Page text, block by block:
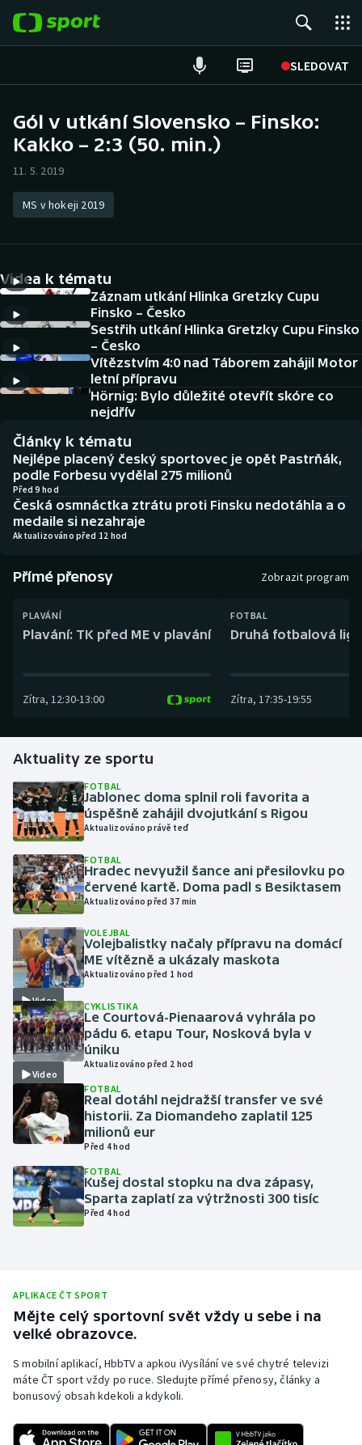
SLEDOVAT
Hokej
Atletika
DALŠÍ SPORTY
Americký fotbal
Baseball a softbal
Biatlon
Boby a skeleton
Box
Curling
Dostihy
Gymnastika
Házená
Jezdectví
Judo
Krasobruslení
Lezení
Lyže a snowboard
Moderní pětiboj
Motorsport
Olympijské hry
Parasport
Plavání
Plážový volejbal
Short track
Sportovní střelba
NEPŘEHLÉDNĚTE
Historické návraty
Aplikace ČT sport
AZ kvíz
Gól v utkání Slovensko – Finsko:
Kakko – 2:3 (50. min.)
11. 5. 2019
MS v hokeji 2019
Videa k tématu
Záznam utkání Hlinka Gretzky Cupu
Finsko – Česko
Sestřih utkání Hlinka Gretzky Cupu Finsko
– Česko
Vítězstvím 4:0 nad Táborem zahájil Motor
letní přípravu
Hörnig: Bylo důležité otevřít skóre co
nejdřív
Články k tématu
Nejlépe placený český sportovec je opět Pastrňák,
podle Forbesu vydělal 275 milionů
Před 9 hod
Česká osmnáctka ztrátu proti Finsku nedotáhla a o
medaile si nezahraje
Aktualizováno před 12 hod
Přímé přenosy Zobrazit program
PLAVÁNÍ
Plavání: TK před ME v plavání
Zítra, 12:30-13:00
FOTBAL
Druhá fotbalová
Zítra, 17:35-19:55
Aktuality ze sportu
FOTBAL
Jablonec doma splnil roli favorita a
úspěšně zahájil dvojutkání s Rigou
Aktualizováno právě teď
FOTBAL
Hradec nevyužil šance ani přesilovku po
červené kartě. Doma padl s Besiktasem
Aktualizováno před 37 min
Video
VOLEJBAL
Volejbalistky načaly přípravu na domácí
ME vítězně a ukázaly maskota
Aktualizováno před 1 hod
Video
CYKLISTIKA
Le Courtová-Pienaarová vyhrála po
pádu 6. etapu Tour, Nosková byla v
úniku
Aktualizováno před 2 hod
FOTBAL
Real dotáhl nejdražší transfer ve své
historii. Za Diomandeho zaplatil 125
milionů eur
Před 4 hod
FOTBAL
Kušej dostal stopku na dva zápasy,
Sparta zaplatí za výtržnosti 300 tisíc
Před 4 hod
APLIKACE ČT SPORT
Mějte celý sportovní svět vždy u sebe i na
velké obrazovce.
S mobilní aplikací, HbbTV a apkou iVysílání ve své chytré televizi
máte ČT sport vždy po ruce. Sledujte přímé přenosy, články a
bonusový obsah kdekoli a kdykoli.